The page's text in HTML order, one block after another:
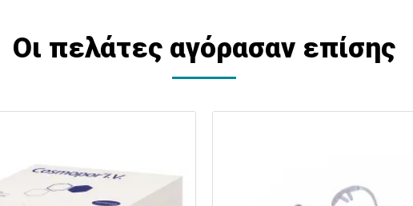
Οι πελάτες αγόρασαν επίσης